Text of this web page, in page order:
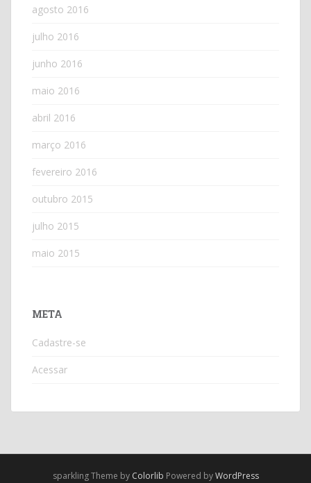
agosto 2016
julho 2016
junho 2016
maio 2016
abril 2016
março 2016
fevereiro 2016
outubro 2015
julho 2015
maio 2015
META
Cadastre-se
Acessar
sparkling Theme by Colorlib Powered byWordPress